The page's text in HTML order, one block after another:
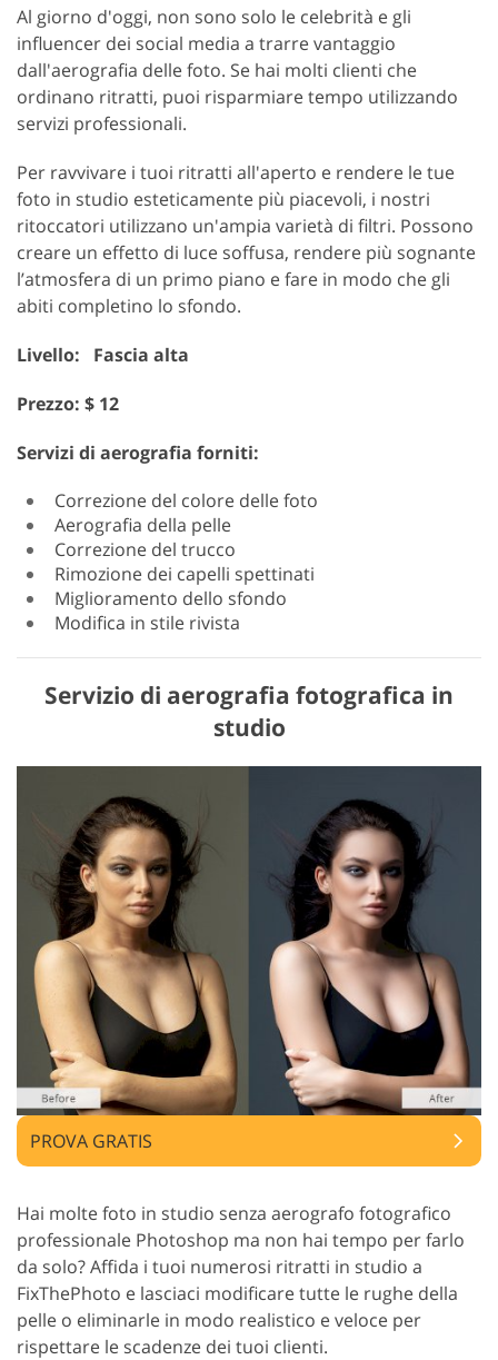
Al giorno d'oggi, non sono solo le celebrità e gli
influencer dei social media a trarre vantaggio
dall'aerografia delle foto. Se hai molti clienti che
ordinano ritratti, puoi risparmiare tempo utilizzando
servizi professionali.
Per ravvivare i tuoi ritratti all'aperto e rendere le tue
foto in studio esteticamente più piacevoli, i nostri
ritoccatori utilizzano un'ampia varietà di filtri. Possono
creare un effetto di luce soffusa, rendere più sognante
l’atmosfera di un primo piano e fare in modo che gli
abiti completino lo sfondo.
Livello: Fascia alta
Prezzo: $ 12
Servizi di aerografia forniti:
Correzione del colore delle foto
Aerografia della pelle
Correzione del trucco
Rimozione dei capelli spettinati
Miglioramento dello sfondo
Modifica in stile rivista
Servizio di aerografia fotografica in
studio
PROVA GRATIS
Hai molte foto in studio senza aerografo fotografico
professionale Photoshop ma non hai tempo per farlo
da solo? Affida i tuoi numerosi ritratti in studio a
FixThePhoto e lasciaci modificare tutte le rughe della
pelle o eliminarle in modo realistico e veloce per
rispettare le scadenze dei tuoi clienti.